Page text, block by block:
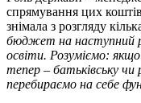
спрямування цих
знімала з розгляду
бюджет на наступний
освіти. Розуміємо:
тепер – батьківську
перебираємо на себе